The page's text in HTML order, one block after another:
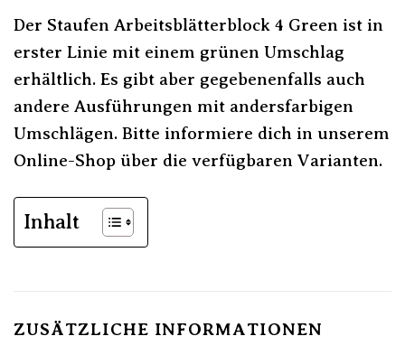
Der Staufen Arbeitsblätterblock 4 Green ist in
erster Linie mit einem grünen Umschlag
erhältlich. Es gibt aber gegebenenfalls auch
andere Ausführungen mit andersfarbigen
Umschlägen. Bitte informiere dich in unserem
Online-Shop über die verfügbaren Varianten.
Inhalt
ZUSÄTZLICHE INFORMATIONEN